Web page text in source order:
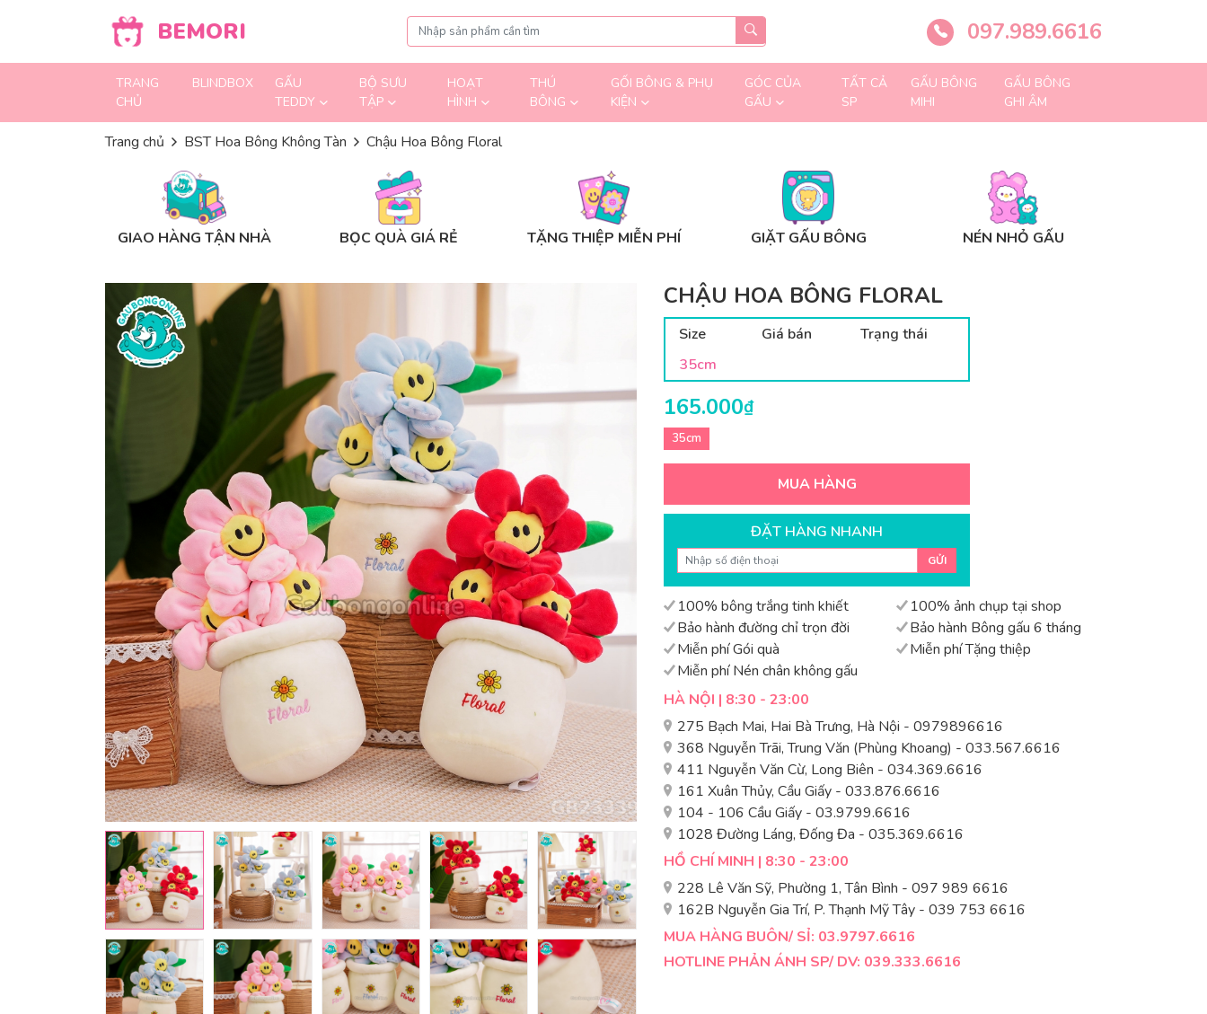
BEMORI 097.989.6616
TRANG
CHỦ
BLINDBOX
GẤU
TEDDY
BỘ SƯU
TẬP
HOẠT
HÌNH
THÚ
BÔNG
GỐI BÔNG & PHỤ
KIỆN
GÓC CỦA
GẤU
TẤT CẢ
SP
GẤU BÔNG
MIHI
GẤU BÔNG
GHI ÂM
Trang chủ BST Hoa Bông Không Tàn Chậu Hoa Bông Floral
GIAO HÀNG TẬN NHÀ BỌC QUÀ GIÁ RẺ TẶNG THIỆP MIỄN PHÍ GIẶT GẤU BÔNG NÉN NHỎ GẤU
CHẬU HOA BÔNG FLORAL
Size Giá bán
Trạng thái
35cm
165.000₫
35cm
MUA HÀNG
ĐẶT HÀNG NHANH
GỬI
100% bông trắng tinh khiết
100% ảnh chụp tại shop
Bảo hành đường chỉ trọn đời
Bảo hành Bông gấu 6 tháng
Miễn phí Gói quà
Miễn phí Tặng thiệp
Miễn phí Nén chân không gấu
HÀ NỘI | 8:30 - 23:00
275 Bạch Mai, Hai Bà Trưng, Hà Nội - 0979896616
368 Nguyễn Trãi, Trung Văn (Phùng Khoang) - 033.567.6616
411 Nguyễn Văn Cừ, Long Biên - 034.369.6616
161 Xuân Thủy, Cầu Giấy - 033.876.6616
104 - 106 Cầu Giấy - 03.9799.6616
1028 Đường Láng, Đống Đa - 035.369.6616
HỒ CHÍ MINH | 8:30 - 23:00
228 Lê Văn Sỹ, Phường 1, Tân Bình - 097 989 6616
162B Nguyễn Gia Trí, P. Thạnh Mỹ Tây - 039 753 6616
MUA HÀNG BUÔN/ SỈ: 03.9797.6616
HOTLINE PHẢN ÁNH SP/ DV: 039.333.6616